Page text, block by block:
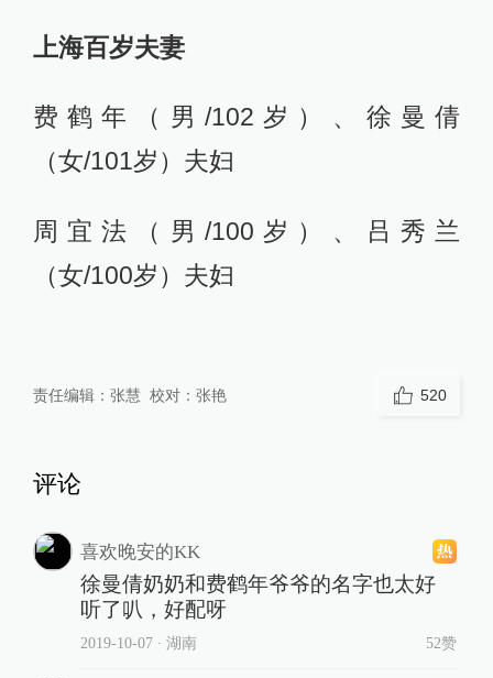
上海百岁夫妻
费鹤年（男/102岁）、徐曼倩
（女/101岁）夫妇
周宜法（男/100岁）、吕秀兰
（女/100岁）夫妇
责任编辑： 张慧 校对： 张艳 520
评论
喜欢晚安的KK
徐曼倩奶奶和费鹤年爷爷的名字也太好
听了叭，好配呀
2019-10-07∙ 湖南 52赞